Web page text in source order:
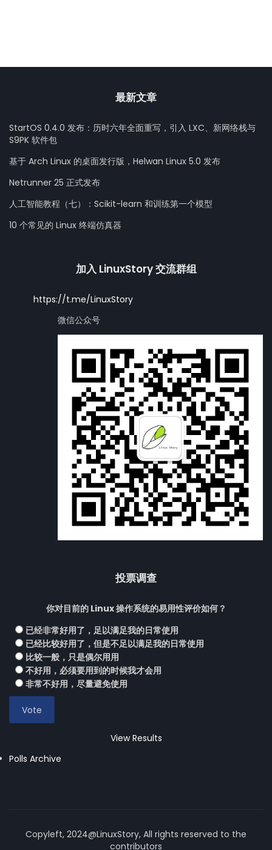
最新文章
StartOS 0.4.0 发布：历时六年全面重写，引入 LXC、新网络栈与
S9PK 软件包
基于 Arch Linux 的桌面发行版，Helwan Linux 5.0 发布
Netrunner 25 正式发布
人工智能教程（七）：Scikit-learn 和训练第一个模型
10 个常见的 Linux 终端仿真器
加入 LinuxStory 交流群组
https://t.me/LinuxStory
微信公众号
投票调查
你对目前的 Linux 操作系统的易用性评价如何？
已经非常好用了，足以满足我的日常使用
已经比较好用了，但是不足以满足我的日常使用
比较一般，只是偶尔用用
不好用，必须要用到的时候我才会用
非常不好用，尽量避免使用
View Results
Polls Archive
Copyleft, 2024@LinuxStory, All rights reserved to the
contributors